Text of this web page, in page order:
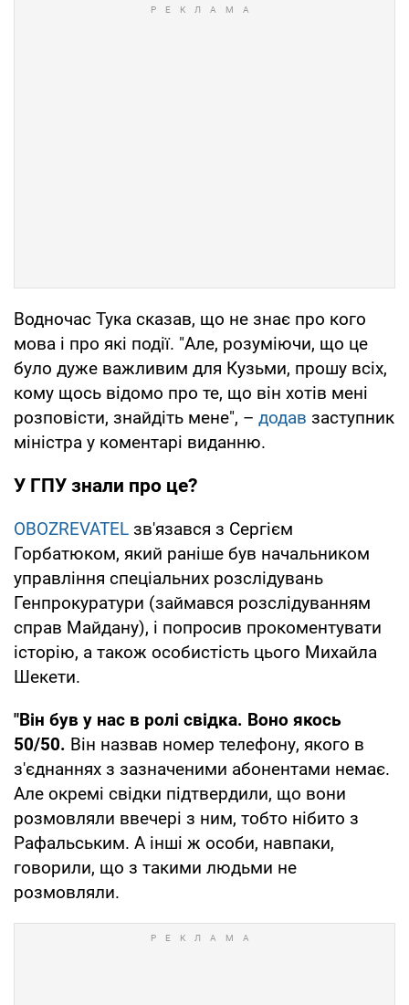
Водночас Тука сказав, що не знає про кого
мова і про які події. "Але, розуміючи, що це
було дуже важливим для Кузьми, прошу всіх,
кому щось відомо про те, що він хотів мені
розповісти, знайдіть мене", – додав заступник
міністра у коментарі виданню.
У ГПУ знали про це?
OBOZREVATEL зв'язався з Сергієм
Горбатюком, який раніше був начальником
управління спеціальних розслідувань
Генпрокуратури (займався розслідуванням
справ Майдану), і попросив прокоментувати
історію, а також особистість цього Михайла
Шекети.
"Він був у нас в ролі свідка. Воно якось
50/50. Він назвав номер телефону, якого в
з'єднаннях з зазначеними абонентами немає.
Але окремі свідки підтвердили, що вони
розмовляли ввечері з ним, тобто нібито з
Рафальським. А інші ж особи, навпаки,
говорили, що з такими людьми не
розмовляли.